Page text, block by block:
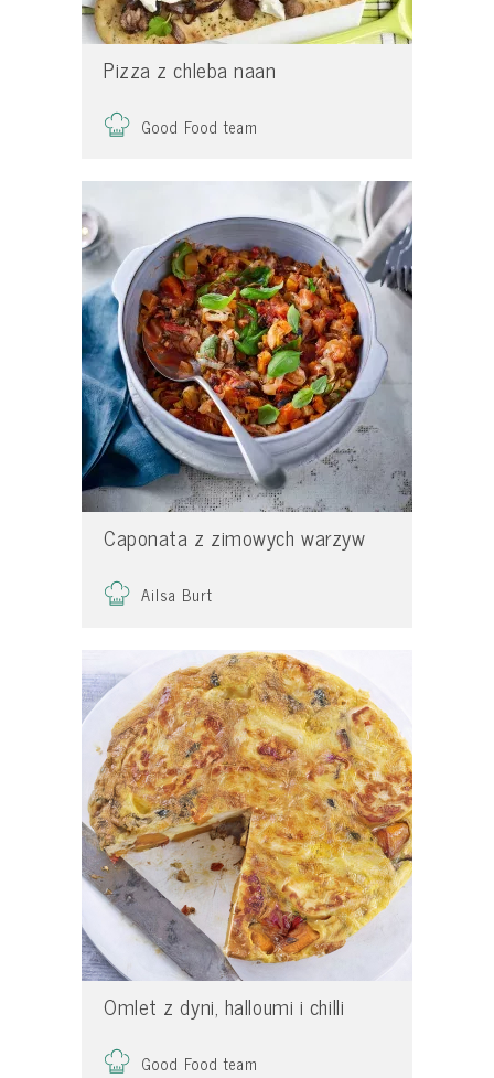
Pizza z chleba naan
Good Food team
Caponata z zimowych warzyw
Ailsa Burt
Omlet z dyni, halloumi i chilli
Good Food team